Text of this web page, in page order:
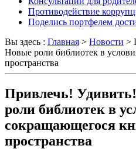
Противодействие
Поделись портфелем
Вы здесь : Главная > Новости >
Новые роли библиотек в
пространства
Привлечь!
роли библиотек в
сокращающегося
пространства